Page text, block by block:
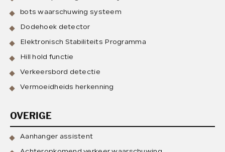
bots waarschuwing systeem
Dodehoek detector
Elektronisch Stabiliteits Programma
Hill hold functie
Verkeersbord detectie
Vermoeidheids herkenning
OVERIGE
Aanhanger assistent